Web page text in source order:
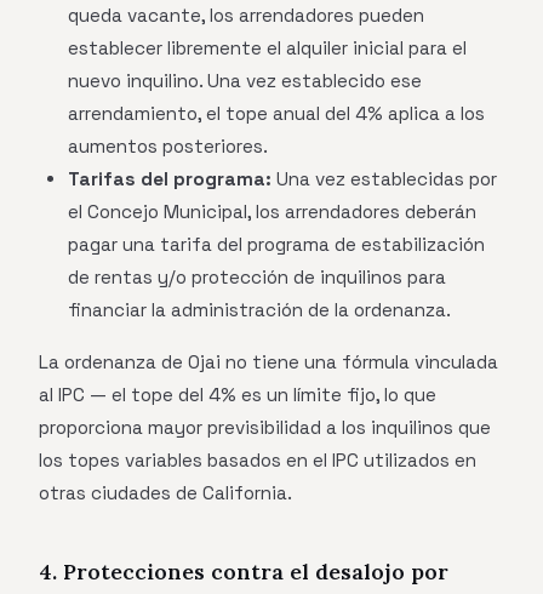
queda vacante, los arrendadores pueden
establecer libremente el alquiler inicial para el
nuevo inquilino. Una vez establecido ese
arrendamiento, el tope anual del 4% aplica a los
aumentos posteriores.
Tarifas del programa: Una vez establecidas por
el Concejo Municipal, los arrendadores deberán
pagar una tarifa del programa de estabilización
de rentas y/o protección de inquilinos para
financiar la administración de la ordenanza.
La ordenanza de Ojai no tiene una fórmula vinculada
al IPC — el tope del 4% es un límite fijo, lo que
proporciona mayor previsibilidad a los inquilinos que
los topes variables basados en el IPC utilizados en
otras ciudades de California.
4. Protecciones contra el desalojo por